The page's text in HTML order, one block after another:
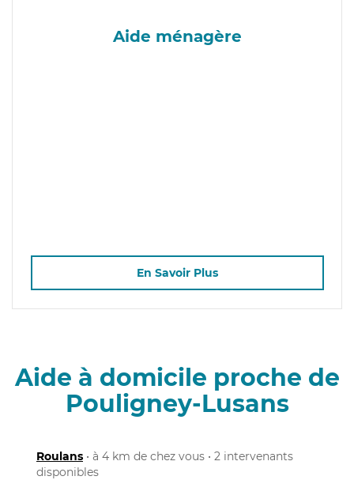
Aide ménagère
En Savoir Plus
Aide à domicile proche de
Pouligney-Lusans
Roulans • à 4 km de chez vous • 2 intervenants
disponibles